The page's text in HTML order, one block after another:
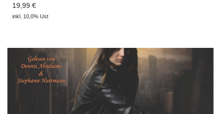
19,99 €
inkl. 10,0% Ust